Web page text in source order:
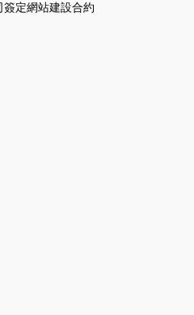
定網站建設合約